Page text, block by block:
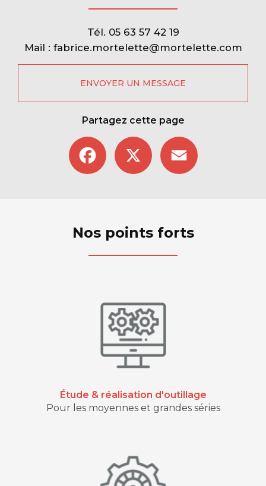
Tél. 05 63 57 42 19
Mail : fabrice.mortelette@mortelette.com
ENVOYER UN MESSAGE
Partagez cette page
Facebook
Nos points forts
Étude & réalisation d'outillage
Pour les moyennes et grandes séries